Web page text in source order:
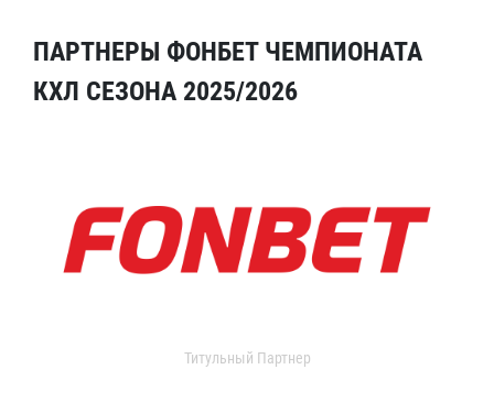
ПАРТНЕРЫ ФОНБЕТ ЧЕМПИОНАТА
КХЛ СЕЗОНА 2025/2026
Титульный Партнер